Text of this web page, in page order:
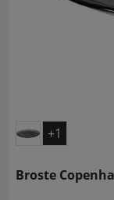
+1
Broste